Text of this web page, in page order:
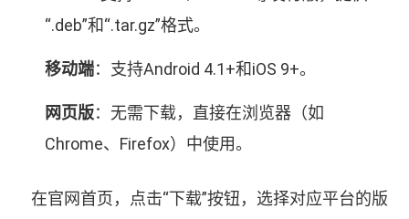
“.deb”和“.tar.gz”格式。
移动端：支持Android 4.1+和iOS 9+。
网页版：无需下载，直接在浏览器（如
Chrome、Firefox）中使用。
在官网首页，点击“下载”按钮，选择对应平台的版